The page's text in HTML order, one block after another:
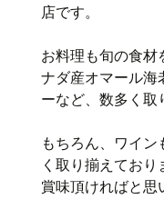
店です。
お料理も旬の食材
ナダ産オマール海
ーなど、数多く取
もちろん、ワイ
く取り揃えてお
賞味頂ければと思